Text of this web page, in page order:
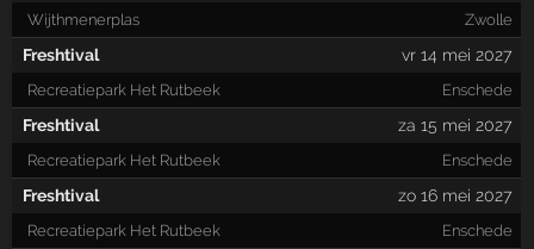
Wijthmenerplas Zwolle
Freshtival vr 14 mei 2027
Recreatiepark Het Rutbeek Enschede
Freshtival za 15 mei 2027
Recreatiepark Het Rutbeek Enschede
Freshtival zo 16 mei 2027
Recreatiepark Het Rutbeek Enschede